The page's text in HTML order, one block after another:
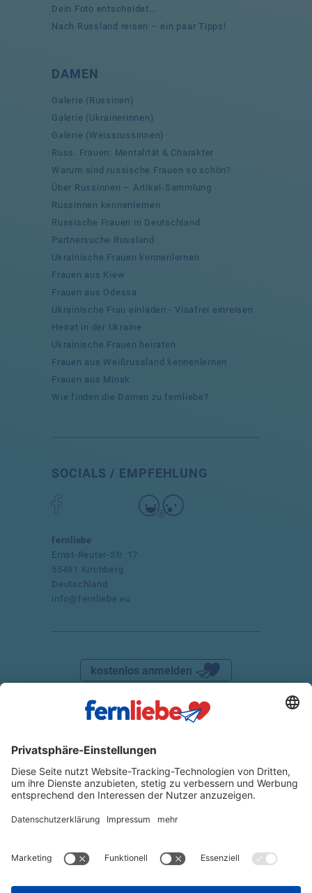
Dein Foto entscheidet…
Nach Russland reisen – ein paar Tipps!
DAMEN
Galerie (Russinen)
Galerie (Ukrainerinnen)
Galerie (Weissrussinnen)
Russ. Frauen: Mentalität & Charakter
Warum sind russische Frauen so schön?
Über Russinnen – Artikel-Sammlung
Russinnen kennenlernen
Russische Frauen in Deutschland
Partnersuche Russland
Ukrainische Frauen kennenlernen
Frauen aus Kiew
Frauen aus Odessa
Ukrainische Frau einladen - Visafrei einreisen
Heirat in der Ukraine
Ukrainische Frauen heiraten
Frauen aus Weißrussland kennenlernen
Frauen aus Minsk
Wie finden die Damen zu fernliebe?
SOCIALS / EMPFEHLUNG
kostenlos anmelden
fernliebe
Ernst-Reuter-Str. 17
55481 Kirchberg
Deutschland
info@fernliebe.eu
IMPRESSUM
AGB
WIDERRUFSRECHT
VERTRAG WIDERRUFEN
© 2025 FERNLIEBE
Partnervermittlung Ukraine